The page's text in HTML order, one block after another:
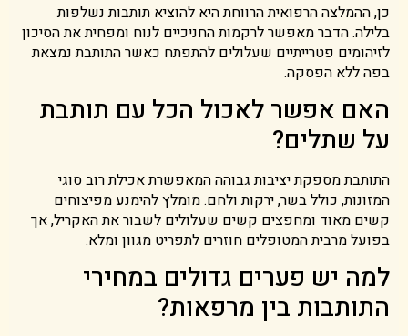
כן, ההמלצה הרפואית הרווחת היא להוציא תותבות נשלפות
בלילה. הדבר מאפשר לרקמות החניכיים לנוח ומפחית את הסיכון
לזיהומים פטרייתיים שעלולים להתפתח כאשר התותבת נמצאת
בפה ללא הפסקה.
האם אפשר לאכול הכל עם תותבת
על שתלים?
התותבת מספקת יציבות גבוהה המאפשרת אכילת רוב סוגי
המזונות, כולל בשר, ירקות ולחם. מומלץ להימנע מפיצוחים
קשים מאוד ומחפצים קשים שעלולים לשבור את האקריל, אך
בפועל מרבית המטופלים חוזרים לתפריט מגוון ומלא.
למה יש פערים גדולים במחירי
התותבות בין מרפאות?